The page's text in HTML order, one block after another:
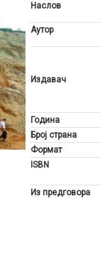
Наслов
Аутор
Издавач
Година
Број страна
Формат
ISBN
Из предговора